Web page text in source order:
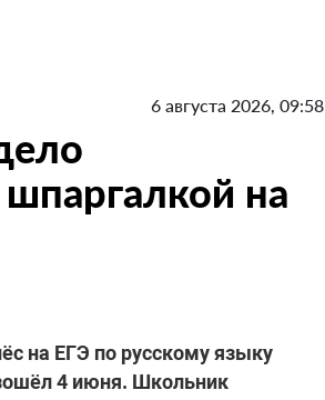
6 августа 2026, 09:58
шпаргалкой на
на ЕГЭ по русскому языку
4 июня. Школьник